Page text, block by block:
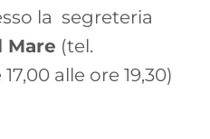
la segreteria
Mare (tel.
alle ore 19,30)